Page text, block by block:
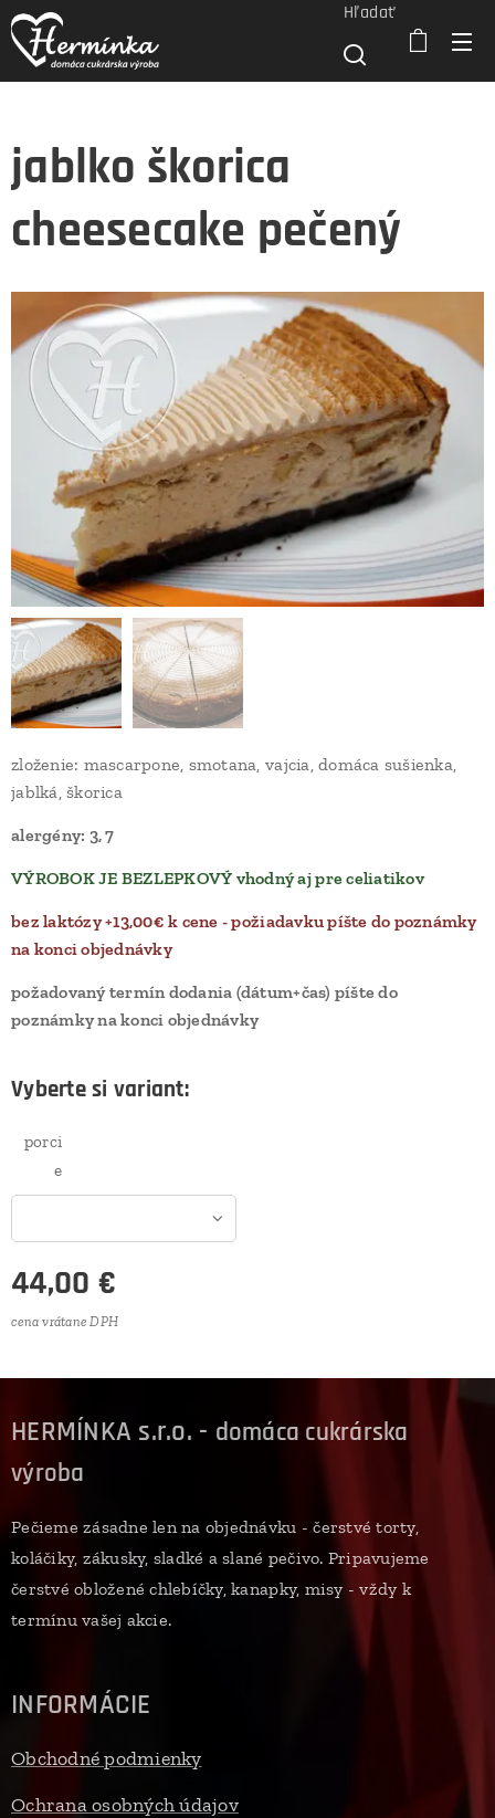
Hľadať
jablko škorica
cheesecake pečený
zloženie: mascarpone, smotana, vajcia, domáca sušienka,
jablká, škorica
alergény: 3, 7
VÝROBOK JE BEZLEPKOVÝ vhodný aj pre celiatikov
bez laktózy +13,00€ k cene - požiadavku píšte do poznámky
na konci objednávky
požadovaný termín dodania (dátum+čas) píšte do
poznámky na konci objednávky
Vyberte si variant:
porci
e
44,00 €
cena vrátane DPH
HERMÍNKA s.r.o. - domáca cukrárska
výroba
Pečieme zásadne len na objednávku - čerstvé torty,
koláčiky, zákusky, sladké a slané pečivo. Pripavujeme
čerstvé obložené chlebíčky, kanapky, misy - vždy k
termínu vašej akcie.
INFORMÁCIE
Obchodné podmienky
Ochrana osobných údajov